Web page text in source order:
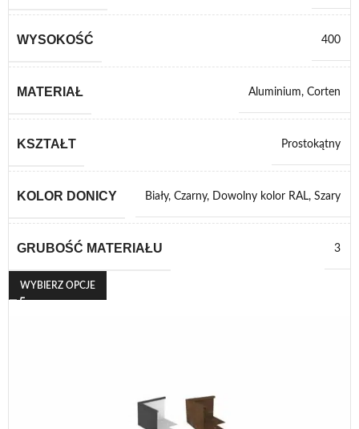
WYSOKOŚĆ 400
MATERIAŁ Aluminium, Corten
KSZTAŁT Prostokątny
KOLOR DONICY Biały, Czarny, Dowolny kolor RAL, Szary
GRUBOŚĆ MATERIAŁU 3
WYBIERZ OPCJE